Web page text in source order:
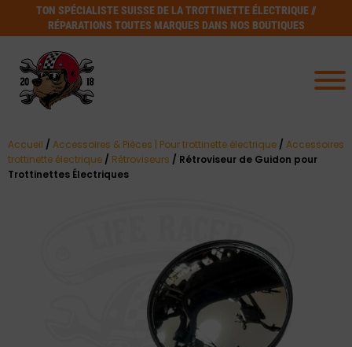
TON SPÉCIALISTE SUISSE DE LA TROTTINETTE ÉLECTRIQUE //
RÉPARATIONS TOUTES MARQUES DANS NOS BOUTIQUES
Accueil / Accessoires & Pièces | Pour trottinette électrique / Accessoires
trottinette électrique / Rétroviseurs / Rétroviseur de Guidon pour
Trottinettes Électriques